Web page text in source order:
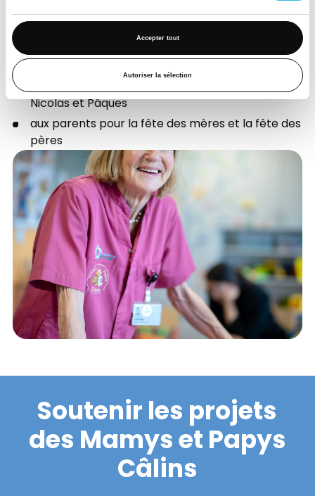
Accepter tout
Autoriser la sélection
petites animations et préparent un goûter pour les
enfants et leurs parents.
Des cadeaux sont également offerts :
aux enfants pour les anniversaires, la Saint-
Nicolas et Pâques
aux parents pour la fête des mères et la fête des
pères
Soutenir les projets
des Mamys et Papys
Câlins